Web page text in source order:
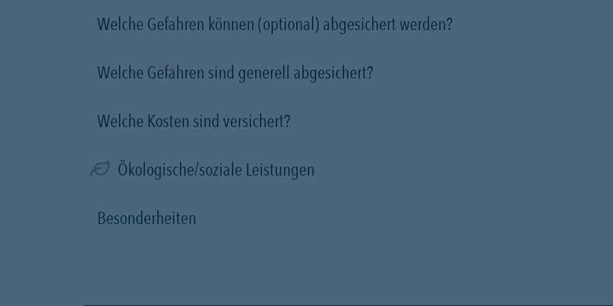
Welche Gefahren können (optional) abgesichert werden?
Welche Gefahren sind generell abgesichert?
Welche Kosten sind versichert?
Ökologische/soziale Leistungen
Besonderheiten